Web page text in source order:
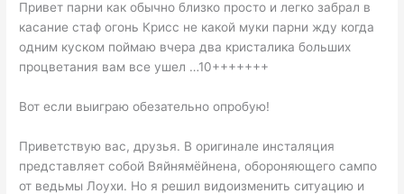
Привет парни как обычно близко просто и легко забрал в
касание стаф огонь Крисс не какой муки парни жду когда
одним куском поймаю вчера два кристалика больших
процветания вам все ушел …10+++++++
Вот если выиграю обезательно опробую!
Приветствую вас, друзья. В оригинале инсталяция
представляет собой Вяйнямёйнена, обороняющего сампо
от ведьмы Лоухи. Но я решил видоизменить ситуацию и